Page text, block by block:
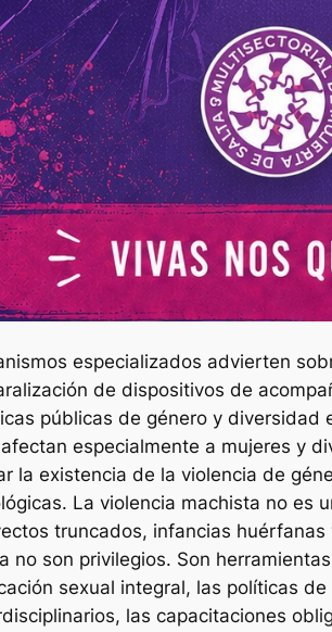
especializados advierten
de dispositivos de
públicas de género y diversidad
especialmente a mujeres y
la existencia de la violencia de
La violencia machista no es
truncados, infancias
no son privilegios. Son
sexual integral, las políticas
las capacitaciones